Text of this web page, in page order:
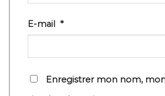
E-mail *
Enregistrer mon nom,